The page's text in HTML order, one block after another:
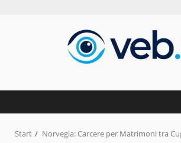
Start Norvegia: Carcere per Matrimoni tra